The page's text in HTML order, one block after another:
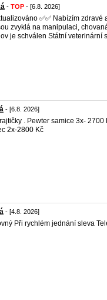
- TOP - [6.8. 2026]
✅️✅️ Nabízím
zvyklá na manipulaci,
je schválen Státní veterinární
- [6.8. 2026]
. Pewter samice 3x-
2x-2800 Kč
- [4.8. 2026]
Při rychlém jednání sleva